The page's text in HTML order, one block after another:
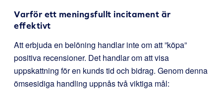
Varför ett meningsfullt incitament är
effektivt
Att erbjuda en belöning handlar inte om att ”köpa”
positiva recensioner. Det handlar om att visa
uppskattning för en kunds tid och bidrag. Genom denna
ömsesidiga handling uppnås två viktiga mål: